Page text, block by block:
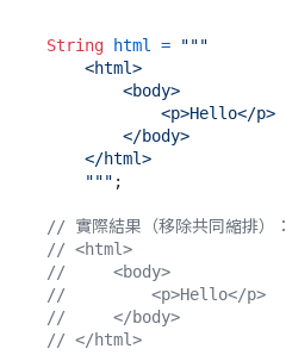
String html =
"""
    """
;
// 實際結果（移除共同縮排）：
// <html>
//     <body>
//         <p>Hello</p>
//     </body>
// </html>